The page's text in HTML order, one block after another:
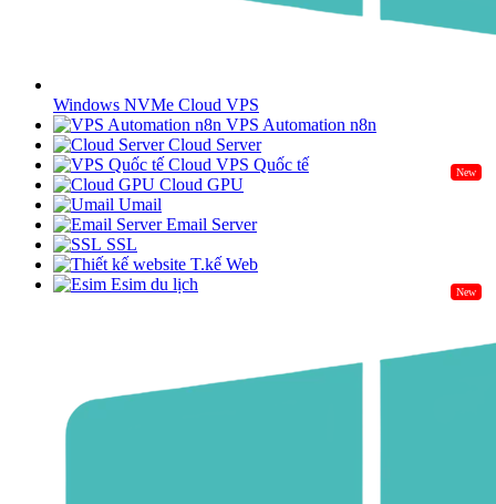
Windows NVMe Cloud VPS
VPS Automation n8n
Cloud Server
Cloud VPS Quốc tế
New
Cloud GPU
Umail
Email Server
SSL
T.kế Web
Esim du lịch
New